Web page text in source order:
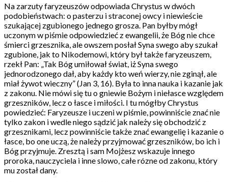
Na zarzuty faryzeuszów odpowiada Chrystus w dwóch
podobieństwach: o pasterzu i straconej owcy i niewieście
szukającej zgubionego jednego grosza. Pan byłby mógł
uczonym w piśmie odpowiedzieć z ewangelii, że Bóg nie chce
śmierci grzesznika, ale owszem posłał Syna swego aby szukał
zgubione, jak to Nikodemowi, który był także faryzeuszem,
rzekł Pan: „Tak Bóg umiłował świat, iż Syna swego
jednorodzonego dał, aby każdy kto weń wierzy, nie zginął, ale
miał żywot wieczny” (Jan 3, 16). Była to inna nauka i kazanie jak
z zakonu. Nie mówi się tu o gniewie Bożym i niełasce względem
grzeszników, lecz o łasce i miłości. I tu mógłby Chrystus
powiedzieć: Faryzeusze i uczeni w piśmie, powinniście znać nie
tylko zakon i wedle niego sądzić jak należy się obchodzić z
grzesznikami, lecz powinniście także znać ewangelię i kazanie o
łasce, bo one uczą, że należy przyjmować grzeszników, bo ich i
Bóg przyjmuje. Zresztą i sam Mojżesz wskazuje innego
proroka, nauczyciela i inne slowo, całe rózne od zakonu, który
mu został dany.